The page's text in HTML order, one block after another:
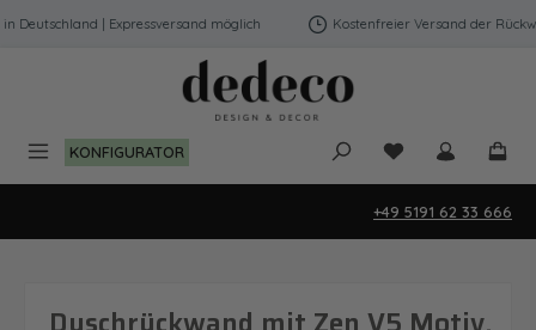
Zum Hauptinhalt springen
| Expressversand möglich Kostenfreier Versand der
KONFIGURATOR Du hast 0
+49 5191 62 33 666